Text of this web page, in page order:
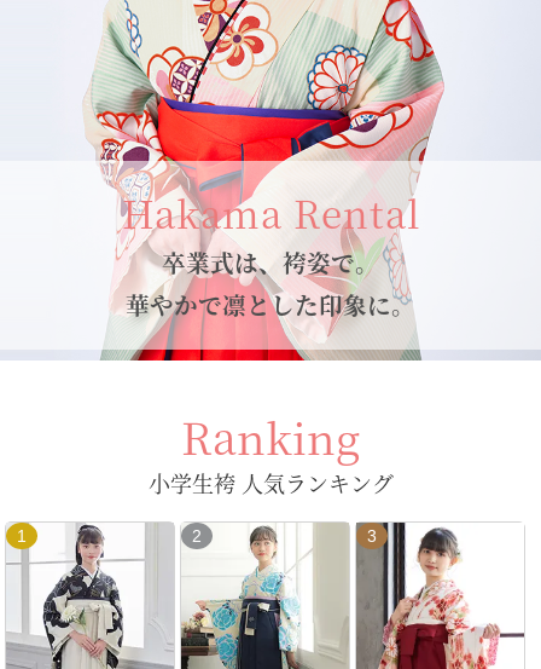
Hakama Rental
卒業式は、袴姿で。
華やかで凛とした印象に。
Ranking
小学生袴 人気ランキング
1 2 3